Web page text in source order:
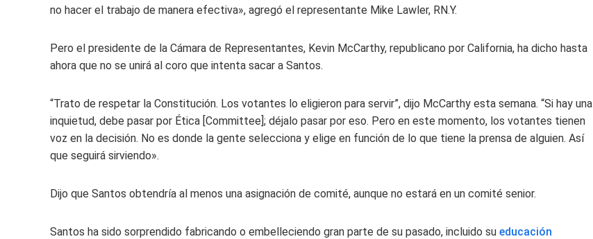
no hacer el trabajo de manera efectiva», agregó el representante Mike Lawler, RN.Y.
Pero el presidente de la Cámara de Representantes, Kevin McCarthy, republicano por California, ha dicho hasta
ahora que no se unirá al coro que intenta sacar a Santos.
“Trato de respetar la Constitución. Los votantes lo eligieron para servir”, dijo McCarthy esta semana. “Si hay una
inquietud, debe pasar por Ética [Committee]; déjalo pasar por eso. Pero en este momento, los votantes tienen
voz en la decisión. No es donde la gente selecciona y elige en función de lo que tiene la prensa de alguien. Así
que seguirá sirviendo».
Dijo que Santos obtendría al menos una asignación de comité, aunque no estará en un comité senior.
Santos ha sido sorprendido fabricando o embelleciendo gran parte de su pasado, incluido su educación